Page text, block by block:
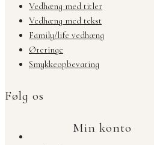
Vedhæng med titler
Vedhæng med tekst
Family/life vedhæng
Øreringe
Smykkeopbevaring
Følg os
Min konto